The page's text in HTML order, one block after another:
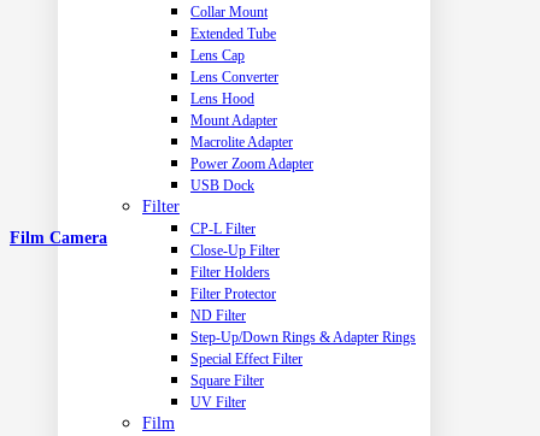
Collar Mount
Extended Tube
Lens Cap
Lens Converter
Lens Hood
Mount Adapter
Macrolite Adapter
Power Zoom Adapter
USB Dock
Filter
CP-L Filter
Close-Up Filter
Filter Holders
Filter Protector
ND Filter
Step-Up/Down Rings & Adapter Rings
Special Effect Filter
Square Filter
UV Filter
Film
Film Camera